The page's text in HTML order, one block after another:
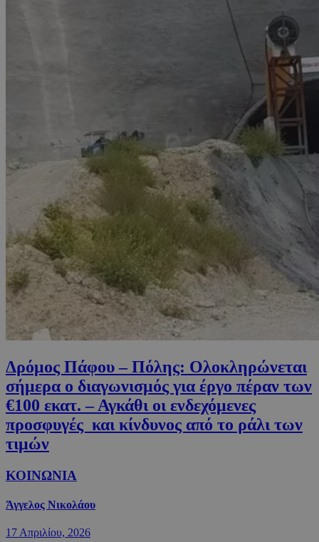
Δρόμος Πάφου – Πόλης: Ολοκληρώνεται
σήμερα ο διαγωνισμός για έργο πέραν των
€100 εκατ. – Αγκάθι οι ενδεχόμενες
προσφυγές και κίνδυνος από το ράλι των
τιμών
ΚΟΙΝΩΝΙΑ
Άγγελος Νικολάου
17 Απριλίου, 2026